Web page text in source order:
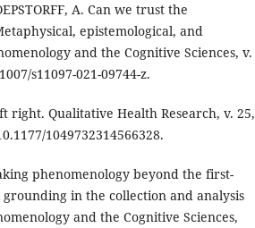
A. Can we trust the
epistemological, and
and the Cognitive Sciences, v.
s11097-021-09744-z.
right. Qualitative Health Research, v. 25,
1049732314566328.
phenomenology beyond the first-
in the collection and analysis
and the Cognitive Sciences,